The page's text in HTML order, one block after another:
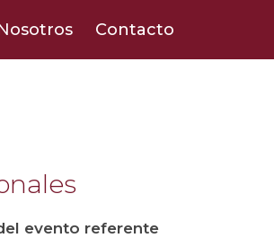
Contacto
evento referente